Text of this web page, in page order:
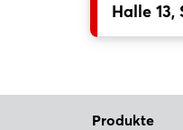
Halle 13,
Produkte